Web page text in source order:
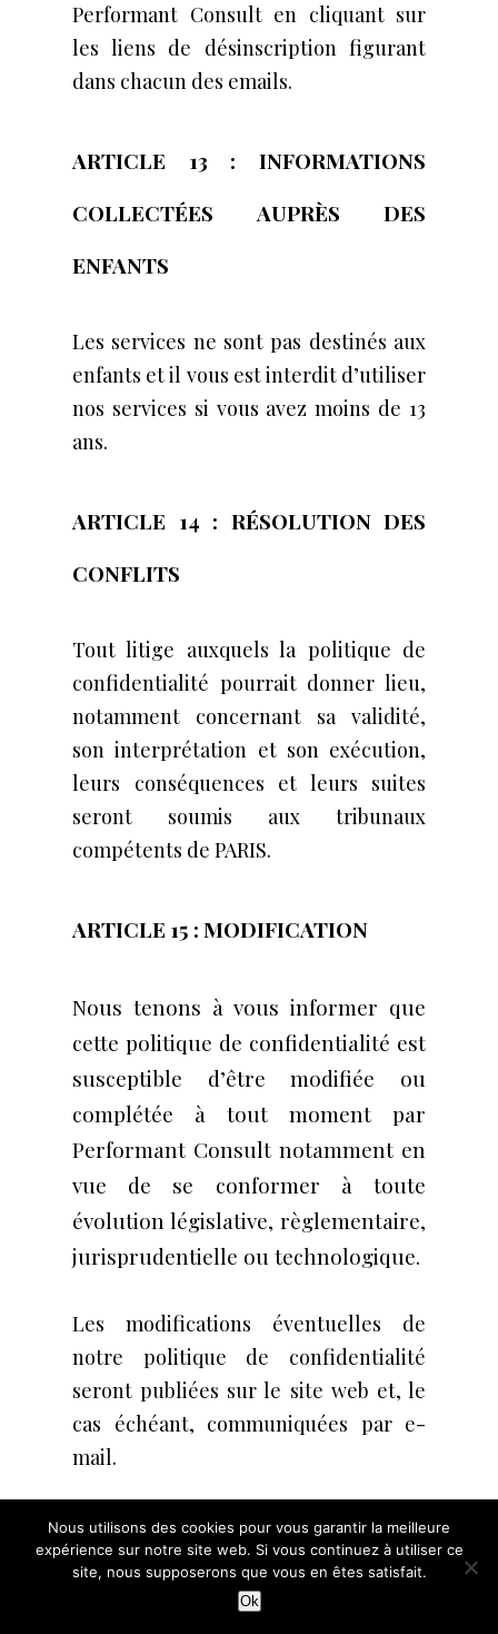
Performant Consult en cliquant sur
les liens de désinscription figurant
dans chacun des emails.
ARTICLE 13 : INFORMATIONS
COLLECTÉES AUPRÈS DES
ENFANTS
Les services ne sont pas destinés aux
enfants et il vous est interdit d’utiliser
nos services si vous avez moins de 13
ans.
ARTICLE 14 : RÉSOLUTION DES
CONFLITS
Tout litige auxquels la politique de
confidentialité pourrait donner lieu,
notamment concernant sa validité,
son interprétation et son exécution,
leurs conséquences et leurs suites
seront soumis aux tribunaux
compétents de PARIS.
ARTICLE 15 : MODIFICATION
Nous tenons à vous informer que
cette politique de confidentialité est
susceptible d’être modifiée ou
complétée à tout moment par
Performant Consult notamment en
vue de se conformer à toute
évolution législative, règlementaire,
jurisprudentielle ou technologique.
Les modifications éventuelles de
notre politique de confidentialité
seront publiées sur le site web et, le
cas échéant, communiquées par e-
mail.
ARTICLE 16 : DROIT APPLICABLE
ET LANGUE
Nous utilisons des cookies pour vous garantir la meilleure
expérience sur notre site web. Si vous continuez à utiliser ce
site, nous supposerons que vous en êtes satisfait.
Ok